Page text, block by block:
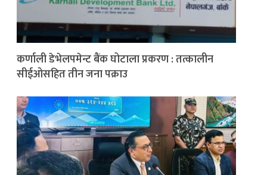
कर्णाली डेभेलपमेन्ट बैंक घोटाला प्रकरण : तत्कालीन
सीईओसहित तीन जना पक्राउ